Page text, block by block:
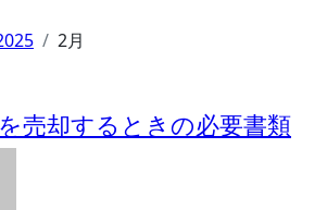
2月
売却するときの必要書類